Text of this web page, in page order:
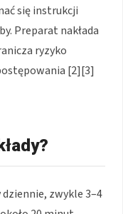
się instrukcji
Preparat nakłada
ryzyko
[2][3]
zwykle 3–4